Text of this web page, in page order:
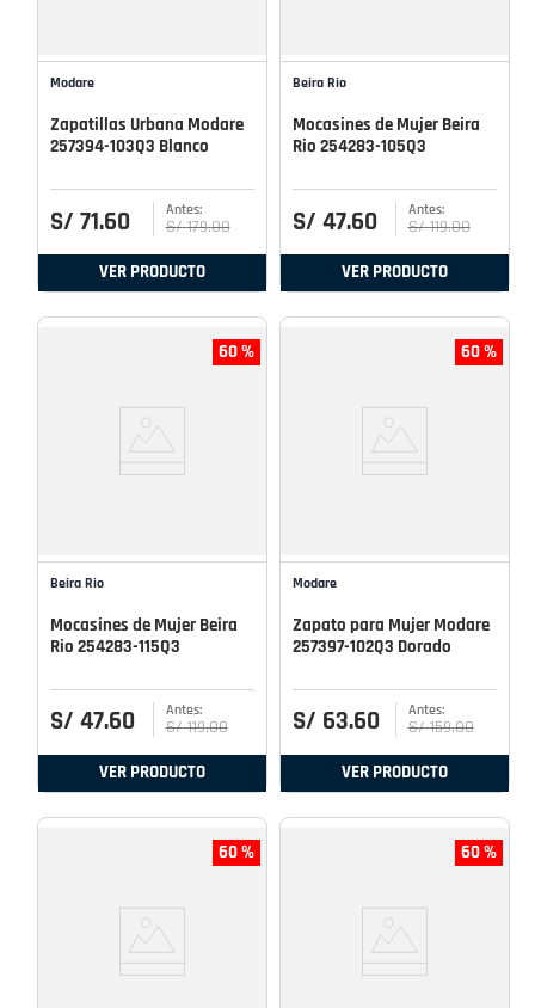
Modare
Zapatillas Urbana Modare
257394-103Q3 Blanco
S/ 71.60 S/ 179.00
VER PRODUCTO
Beira Rio
Mocasines de Mujer Beira
Rio 254283-105Q3
S/ 47.60 S/ 119.00
VER PRODUCTO
60 %
Beira Rio
Mocasines de Mujer Beira
Rio 254283-115Q3
S/ 47.60 S/ 119.00
VER PRODUCTO
60 %
Modare
Zapato para Mujer Modare
257397-102Q3 Dorado
S/ 63.60 S/ 159.00
VER PRODUCTO
60 % 60 %